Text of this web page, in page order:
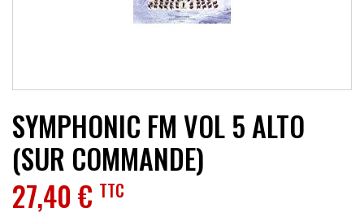
SYMPHONIC FM VOL 5 ALTO
(SUR COMMANDE)
27,40 € TTC
ACCESSOIRES
PROMOTIONS